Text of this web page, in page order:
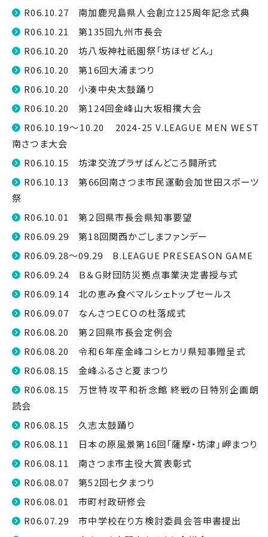
R06.10.27 南加鹿児島県人会創立125周年記念式典
R06.10.21 第135回九州市長会
R06.10.20 坊八坂神社祇園祭「坊ほぜどん」
R06.10.20 第16回大浦まつり
R06.10.20 小湊中央太鼓踊り
R06.10.20 第124回金峰山大坂相撲大会
R06.10.19～10.20 2024-25 V.LEAGUE MEN WEST
南さつま大会
R06.10.15 坊津交流プラザばんどころ開所式
R06.10.13 第66回南さつま市民運動会加世田スポーツ
祭
R06.10.01 第２回県市長会県知事要望
R06.09.29 第18回関西かごしまファンデー
R06.09.28～09.29 B.LEAGUE PRESEASON GAME
R06.09.24 Ｂ＆Ｇ財団防災拠点事業決定書授与式
R06.09.14 北の恵み食べマルシェトップセールス
R06.09.07 なんさつＥＣＯの杜落成式
R06.08.20 第２回県市長会定例会
R06.08.20 令和６年産金峰コシヒカリ県知事贈呈式
R06.08.15 金峰ふるさと夏まつり
R06.08.15 万世特攻平和祈念館 終戦の日特別企画朗
読会
R06.08.15 久志太鼓踊り
R06.08.11 日本の原風景第16回「薩摩・坊津」岬まつり
R06.08.11 南さつま市主役大賞表彰式
R06.08.07 第52回七夕まつり
R06.08.01 市町村政研修会
R06.07.29 市中学校在り方検討委員会答申書提出